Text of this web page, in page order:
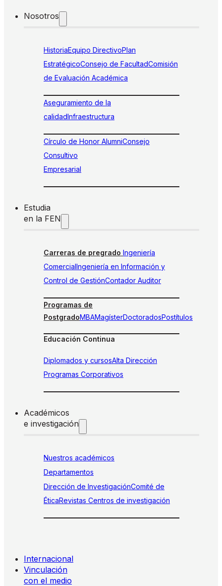
Nosotros
HistoriaEquipo DirectivoPlan
EstratégicoConsejo de FacultadComisión
de Evaluación Académica
Aseguramiento de la
calidadInfraestructura
Círculo de Honor AlumniConsejo
Consultivo
Empresarial
Estudia
en la FEN
Carreras de pregrado Ingeniería
ComercialIngeniería en Información y
Control de GestiónContador Auditor
Programas de
PostgradoMBAMagísterDoctoradosPostítulos
Educación Continua
Diplomados y cursosAlta Dirección
Programas Corporativos
Académicos
e investigación
Nuestros académicos
Departamentos
Dirección de InvestigaciónComité de
ÉticaRevistas Centros de investigación
Internacional
Vinculación
con el medio